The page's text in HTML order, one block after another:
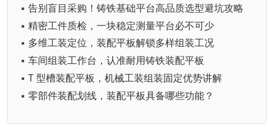
▪ 告别盲目采购！铸铁基础平台高品质选型避坑攻略
▪ 精密工件质检，一块稳定测量平台必不可少
▪ 多维工装定位，装配平板解锁多样组装工况
▪ 车间组装工作台，认准耐用铸铁装配平板
▪ T 型槽装配平板，机械工装组装固定优势讲解
▪ 零部件装配划线，装配平板具备哪些功能？